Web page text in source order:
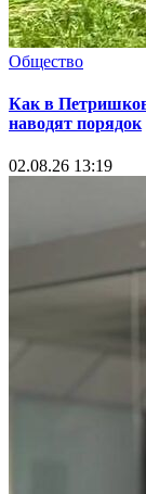
Общество
Как в
наводят порядок
02.08.26 13:19